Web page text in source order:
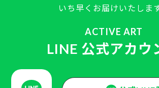
いち早くお届けいたします
ACTIVE ART
LINE 公式アカウ